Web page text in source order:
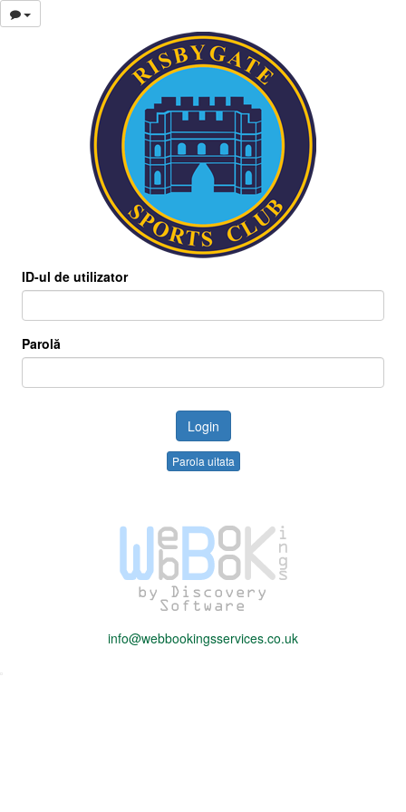
ID-ul de utilizator
Parolă
Parola uitata
info@webbookingsservices.co.uk